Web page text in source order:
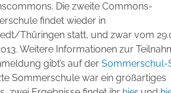
Die zweite Commons-
findet wieder in
Thüringen statt, und zwar vom
Weitere Informationen zur
gibt’s auf der Sommerschul-
Sommerschule war ein großartiges